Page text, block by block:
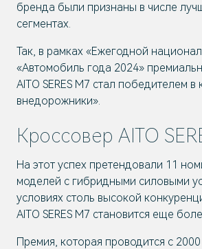
бренда были признаны в числе
сегментах.
Так, в рамках «Ежегодной
«Автомобиль года 2024»
AITO SERES M7 стал победителем в
внедорожники».
Кроссовер AITO
На этот успех претендовали 11
моделей с гибридными силовыми
условиях столь высокой
AITO SERES M7 становится еще
Премия, которая проводится с